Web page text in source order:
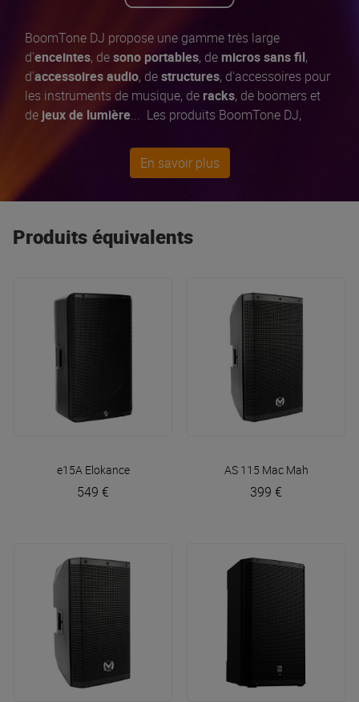
BoomTone DJ propose une gamme très large
d'enceintes, desono portables, de micros sans fil,
d'accessoires audio, destructures, d'accessoires pour
les instruments de musique, de racks, de boomers et
de jeux de lumière... Les produits BoomTone DJ,
qualité exigeant et permanentpour vous offrir
toujours le
meilleur rapport qualité / prix
En savoir plus
Produits équivalents
e15A Elokance
549 €
AS 115 Mac Mah
399 €